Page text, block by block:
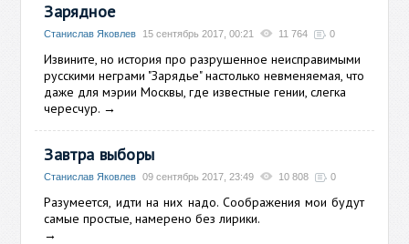
Зарядное
Станислав Яковлев 15 сентябрь 2017, 00:21 11 764 0
Извините, но история про разрушенное неисправимыми
русскими неграми "Зарядье" настолько невменяемая, что
даже для мэрии Москвы, где известные гении, слегка
чересчур. →
Завтра выборы
Станислав Яковлев 09 сентябрь 2017, 23:49 10 808 0
Разумеется, идти на них надо. Соображения мои будут
самые простые, намерено без лирики.
→